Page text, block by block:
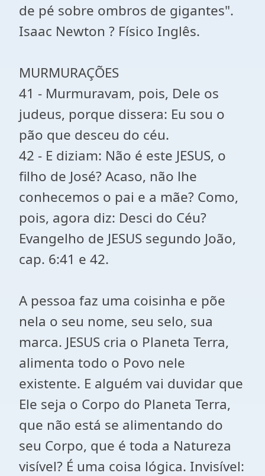
de pé sobre ombros de gigantes".
Isaac Newton ? Físico Inglês.
MURMURAÇÕES
41 - Murmuravam, pois, Dele os
judeus, porque dissera: Eu sou o
pão que desceu do céu.
42 - E diziam: Não é este JESUS, o
filho de José? Acaso, não lhe
conhecemos o pai e a mãe? Como,
pois, agora diz: Desci do Céu?
Evangelho de JESUS segundo João,
cap. 6:41 e 42.
A pessoa faz uma coisinha e põe
nela o seu nome, seu selo, sua
marca. JESUS cria o Planeta Terra,
alimenta todo o Povo nele
existente. E alguém vai duvidar que
Ele seja o Corpo do Planeta Terra,
que não está se alimentando do
seu Corpo, que é toda a Natureza
visível? É uma coisa lógica. Invisível: